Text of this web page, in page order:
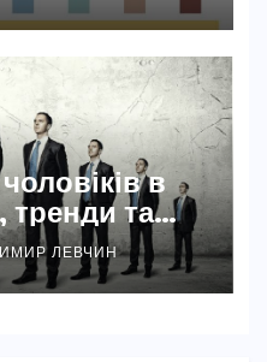
в
тренди та
ЛЕВЧИН